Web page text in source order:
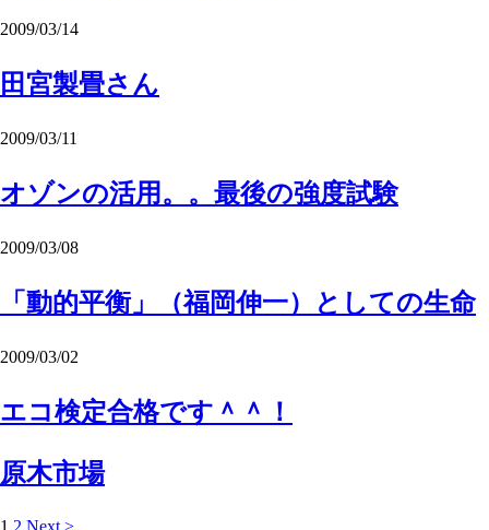
2009/03/14
田宮製畳さん
2009/03/11
オゾンの活用。。最後の強度試験
2009/03/08
「動的平衡」（福岡伸一）としての生命
2009/03/02
エコ検定合格です＾＾！
原木市場